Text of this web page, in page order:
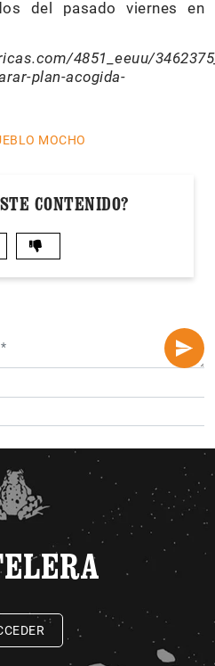
del pasado viernes en
4851_eeuu/
plan-acogida-
MOCHO
CONTENIDO?